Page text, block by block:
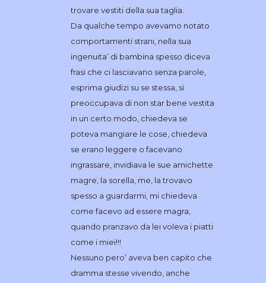
trovare vestiti della sua taglia.
Da qualche tempo avevamo notato
comportamenti strani, nella sua
ingenuita’ di bambina spesso diceva
frasi che ci lasciavano senza parole,
esprima giudizi su se stessa, si
preoccupava di non star bene vestita
in un certo modo, chiedeva se
poteva mangiare le cose, chiedeva
se erano leggere o facevano
ingrassare, invidiava le sue amichette
magre, la sorella, me, la trovavo
spesso a guardarmi, mi chiedeva
come facevo ad essere magra,
quando pranzavo da lei voleva i piatti
come i miei!!!
Nessuno pero’ aveva ben capito che
dramma stesse vivendo, anche